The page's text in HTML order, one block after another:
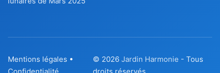
Mentions légales •
Confidentialité
© 2026Jardin Harmonie - Tous
droits réservés